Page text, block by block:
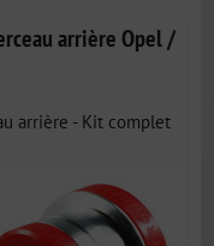
arrière Opel /
arrière - Kit complet